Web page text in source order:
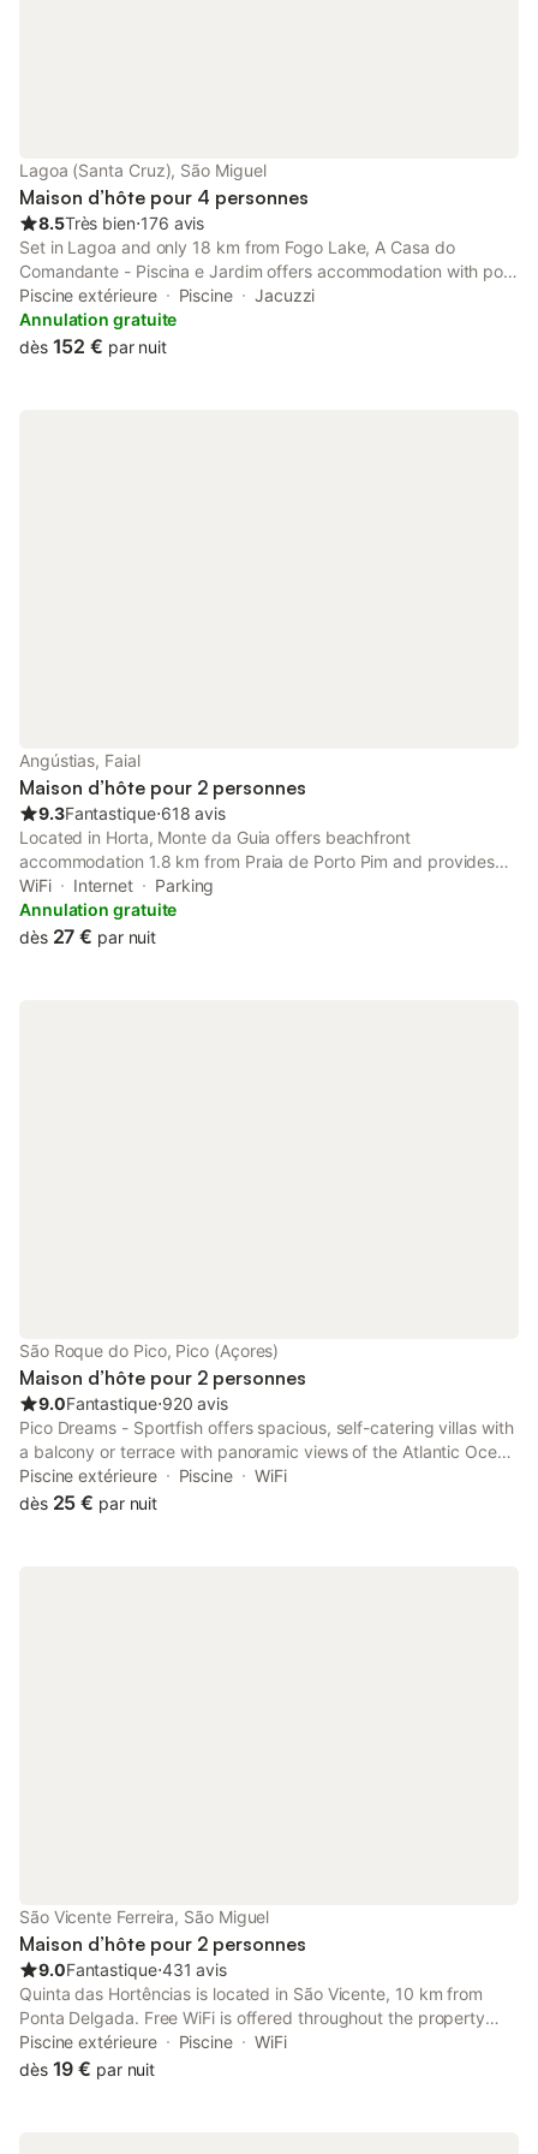
Lagoa (Santa Cruz), São Miguel
Maison d’hôte pour 4 personnes
8.5Très bien⋅176 avis
Set in Lagoa and only 18 km from Fogo Lake, A Casa do
Comandante - Piscina e Jardim offers accommodation with pool
views, free WiFi and free private parking.
Piscine extérieure Piscine
Jacuzzi
Annulation gratuite
dès 152 € par nuit
Angústias, Faial
Maison d’hôte pour 2 personnes
9.3Fantastique⋅618 avis
Located in Horta, Monte da Guia offers beachfront
accommodation 1.8 km from Praia de Porto Pim and provides
various facilities, such as barbecue facilities and a shared
lounge. The property has sea views. The guest house features
family rooms.
WiFi Internet
Parking
Annulation gratuite
dès 27 € par nuit
São Roque do Pico, Pico (Açores)
Maison d’hôte pour 2 personnes
9.0Fantastique⋅920 avis
Pico Dreams - Sportfish offers spacious, self-catering villas with
a balcony or terrace with panoramic views of the Atlantic Ocean
and Pico Mountain. Guests can relax on the lounger or enjoy a
dip in the swimming pool.
Piscine extérieure Piscine
WiFi
dès 25 € par nuit
São Vicente Ferreira, São Miguel
Maison d’hôte pour 2 personnes
9.0Fantastique⋅431 avis
Quinta das Hortências is located in São Vicente, 10 km from
Ponta Delgada. Free WiFi is offered throughout the property
and free private parking is available on site. Every room is
equipped with a flat-screen TV.
Piscine extérieure Piscine
WiFi
dès 19 € par nuit